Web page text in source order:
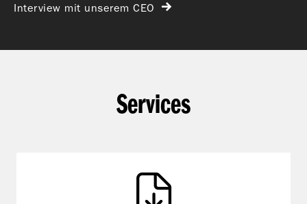
Interview mit unserem CEO
Services